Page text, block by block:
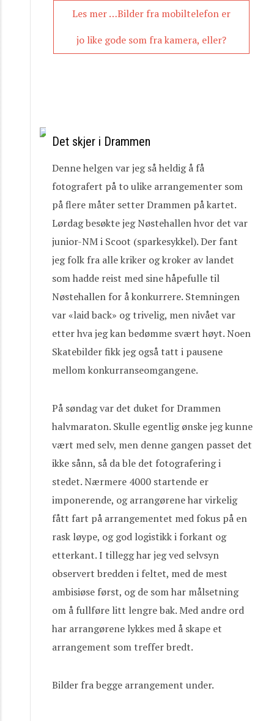
Les mer …Bilder fra mobiltelefon er
jo like gode som fra kamera, eller?
Det skjer i Drammen
Denne helgen var jeg så heldig å få
fotografert på to ulike arrangementer som
på flere måter setter Drammen på kartet.
Lørdag besøkte jeg Nøstehallen hvor det var
junior-NM i Scoot (sparkesykkel). Der fant
jeg folk fra alle kriker og kroker av landet
som hadde reist med sine håpefulle til
Nøstehallen for å konkurrere. Stemningen
var «laid back» og trivelig, men nivået var
etter hva jeg kan bedømme svært høyt. Noen
Skatebilder fikk jeg også tatt i pausene
mellom konkurranseomgangene.
På søndag var det duket for Drammen
halvmaraton. Skulle egentlig ønske jeg kunne
vært med selv, men denne gangen passet det
ikke sånn, så da ble det fotografering i
stedet. Nærmere 4000 startende er
imponerende, og arrangørene har virkelig
fått fart på arrangementet med fokus på en
rask løype, og god logistikk i forkant og
etterkant. I tillegg har jeg ved selvsyn
observert bredden i feltet, med de mest
ambisiøse først, og de som har målsetning
om å fullføre litt lengre bak. Med andre ord
har arrangørene lykkes med å skape et
arrangement som treffer bredt.
Bilder fra begge arrangement under.